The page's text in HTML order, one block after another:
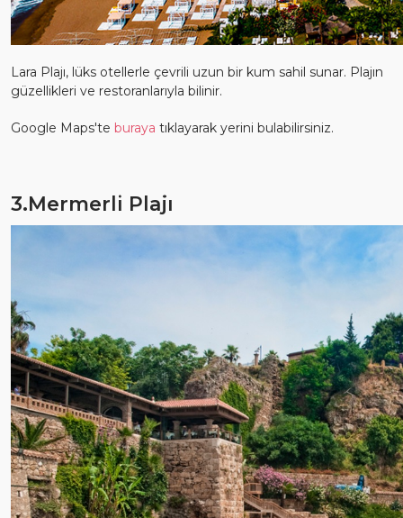
Lara Plajı, lüks otellerle çevrili uzun bir kum sahil sunar. Plajın
güzellikleri ve restoranlarıyla bilinir.
Google Maps'te buraya tıklayarak yerini bulabilirsiniz.
3.Mermerli Plajı